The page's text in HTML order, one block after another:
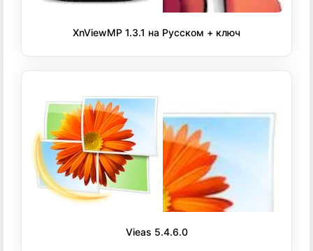
XnViewMP 1.3.1 на Русском + ключ
Vieas 5.4.6.0